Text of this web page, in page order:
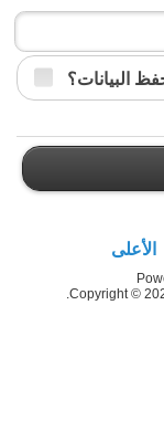
البيانات؟
الأعلى
Copyright ©